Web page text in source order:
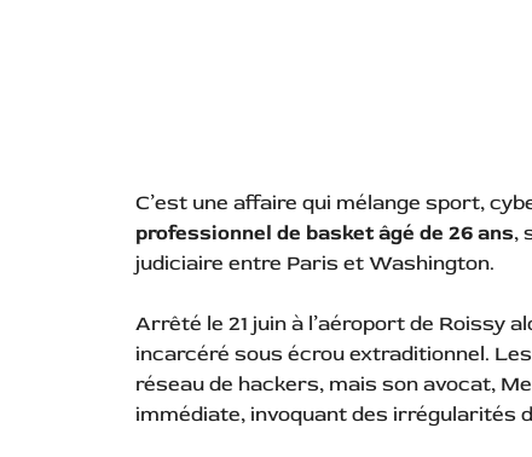
C’est une affaire qui mélange sport,
professionnel de basket âgé de 26 ans,
judiciaire entre Paris et Washington.
Arrêté le 21 juin à l’aéroport de Roissy
incarcéré sous écrou extraditionnel.
réseau de hackers, mais son avocat,
immédiate, invoquant des irrégularités